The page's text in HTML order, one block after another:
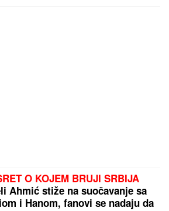
O KOJEM BRUJI SRBIJA
Ahmić stiže na suočavanje sa
i Hanom, fanovi se nadaju da